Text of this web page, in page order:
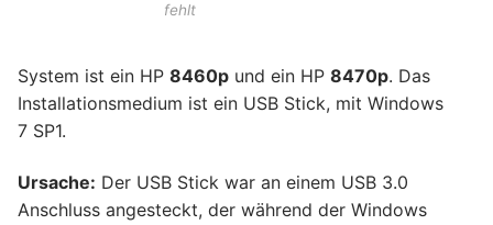
fehlt
System ist ein HP 8460p und ein HP 8470p. Das
Installationsmedium ist ein USB Stick, mit Windows
7 SP1.
Ursache: Der USB Stick war an einem USB 3.0
Anschluss angesteckt, der während der Windows